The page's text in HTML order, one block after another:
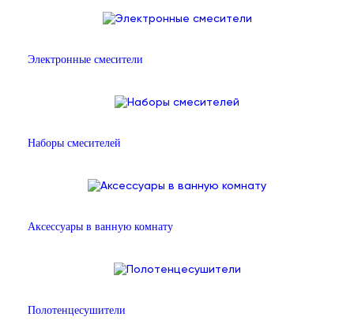
Электронные смесители
Наборы смесителей
Аксессуары в ванную комнату
Полотенцесушители